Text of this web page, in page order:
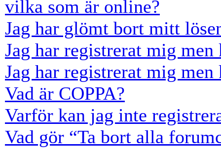
vilka som är online?
Jag har glömt bort mitt
Jag har registrerat mig
Jag har registrerat mig
Vad är COPPA?
Varför kan jag inte
Vad gör “Ta bort alla